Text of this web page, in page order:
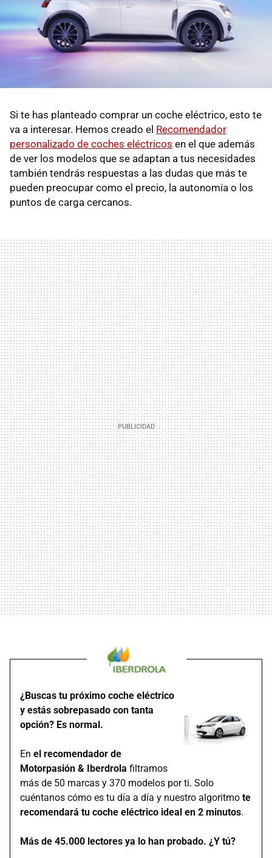
Si te has planteado comprar un coche eléctrico, esto te
va a interesar. Hemos creado el Recomendador
personalizado de coches eléctricos en el que además
de ver los modelos que se adaptan a tus necesidades
también tendrás respuestas a las dudas que más te
pueden preocupar como el precio, la autonomía o los
puntos de carga cercanos.
¿Buscas tu próximo coche eléctrico
y estás sobrepasado con tanta
opción? Es normal.
En el recomendador de
Motorpasión & Iberdrola filtramos
más de 50 marcas y 370 modelos por ti. Solo
cuéntanos cómo es tu día a día y nuestro algoritmo te
recomendará tu coche eléctrico ideal en 2 minutos.
Más de 45.000 lectores ya lo han probado. ¿Y tú?